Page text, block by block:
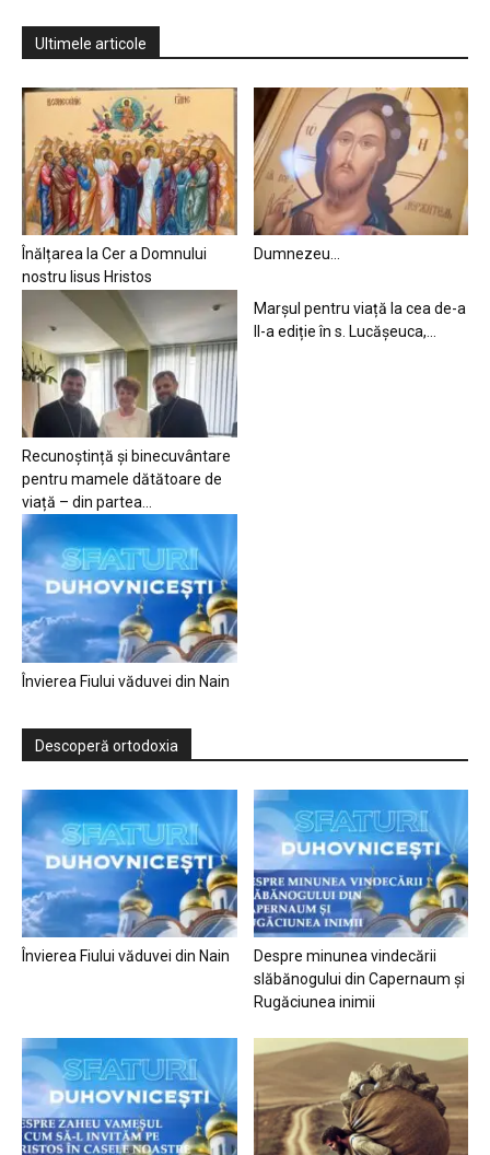
Ultimele articole
Înălțarea la Cer a Domnului
nostru Iisus Hristos
Dumnezeu…
Recunoștință și binecuvântare
pentru mamele dătătoare de
viață – din partea...
Marșul pentru viață la cea de-a
II-a ediție în s. Lucășeuca,...
Învierea Fiului văduvei din Nain
Descoperă ortodoxia
Învierea Fiului văduvei din Nain
Despre minunea vindecării
slăbănogului din Capernaum și
Rugăciunea inimii